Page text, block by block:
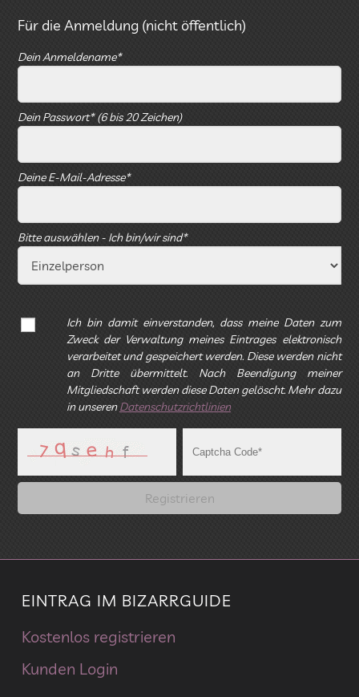
Für die Anmeldung (nicht öffentlich)
Dein Anmeldename*
Dein Passwort* (6 bis 20 Zeichen)
Deine E-Mail-Adresse*
Bitte auswählen - Ich bin/wir sind*
Ich bin damit einverstanden, dass meine Daten zum
Zweck der Verwaltung meines Eintrages elektronisch
verarbeitet und gespeichert werden. Diese werden nicht
an Dritte übermittelt. Nach Beendigung meiner
Mitgliedschaft werden diese Daten gelöscht. Mehr dazu
in unserenDatenschutzrichtlinien
EINTRAG IM BIZARRGUIDE
Kostenlos registrieren
Kunden Login